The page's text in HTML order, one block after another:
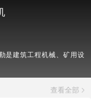
是建筑工程机械、矿用设
查看全部